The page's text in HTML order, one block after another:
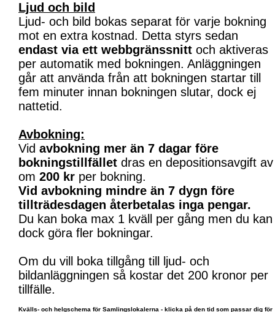
Ljud och bild
Ljud- och bild bokas separat för varje bokning
mot en extra kostnad. Detta styrs sedan
endast via ett webbgränssnitt och aktiveras
per automatik med bokningen. Anläggningen
går att använda från att bokningen startar till
fem minuter innan bokningen slutar, dock ej
nattetid.
Avbokning:
Vid avbokning mer än 7 dagar före
bokningstillfället dras en depositionsavgift av
om 200 kr per bokning.
Vid avbokning mindre än 7 dygn före
tillträdesdagen återbetalas inga pengar.
Du kan boka max 1 kväll per gång men du kan
dock göra fler bokningar.
Om du vill boka tillgång till ljud- och
bildanläggningen så kostar det 200 kronor per
tillfälle.
Kvälls- och helgschema för Samlingslokalerna - klicka på den tid som passar dig för